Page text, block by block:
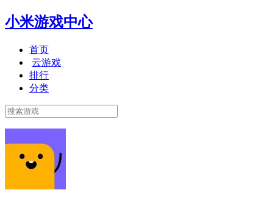
小米游戏中心
首页
云游戏
排行
分类